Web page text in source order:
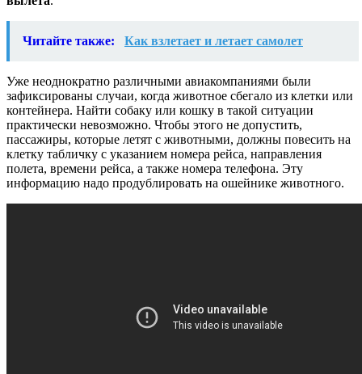
Читайте также: Как взлетает и летает самолет
Уже неоднократно различными авиакомпаниями были
зафиксированы случаи, когда животное сбегало из клетки или
контейнера. Найти собаку или кошку в такой ситуации
практически невозможно. Чтобы этого не допустить,
пассажиры, которые летят с животными, должны повесить на
клетку табличку с указанием номера рейса, направления
полета, времени рейса, а также номера телефона. Эту
информацию надо продублировать на ошейнике животного.